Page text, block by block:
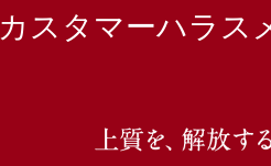
カスタマーハラス